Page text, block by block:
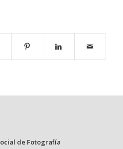
de Fotografía